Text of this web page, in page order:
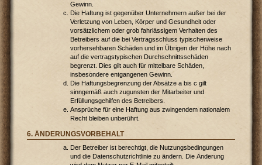
Gewinn.
Die Haftung ist gegenüber Unternehmern außer bei der
Verletzung von Leben, Körper und Gesundheit oder
vorsätzlichem oder grob fahrlässigem Verhalten des
Betreibers auf die bei Vertragsschluss typischerweise
vorhersehbaren Schäden und im Übrigen der Höhe nach
auf die vertragstypischen Durchschnittsschäden
begrenzt. Dies gilt auch für mittelbare Schäden,
insbesondere entgangenen Gewinn.
Die Haftungsbegrenzung der Absätze a bis c gilt
sinngemäß auch zugunsten der Mitarbeiter und
Erfüllungsgehilfen des Betreibers.
Ansprüche für eine Haftung aus zwingendem nationalem
Recht bleiben unberührt.
6. ÄNDERUNGSVORBEHALT
Der Betreiber ist berechtigt, die Nutzungsbedingungen
und die Datenschutzrichtlinie zu ändern. Die Änderung